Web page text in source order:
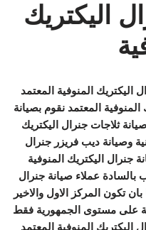
اليكتريك
المنوفية المعتمد
المعتمد نقوم بصيانة
ثلاجات جنرال اليكتريك
وصيانة ديب فريزر جنرال
جنرال اليكتريك المنوفية
بالسادة عملاء صيانة جنرال
تكون المركز الاول والاخير
على مستوى الجمهورية فقط
اليكتريك المنوفية المعتمد